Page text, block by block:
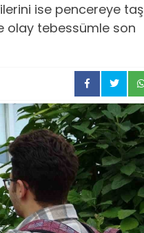
ise pencereye taş
olay tebessümle son